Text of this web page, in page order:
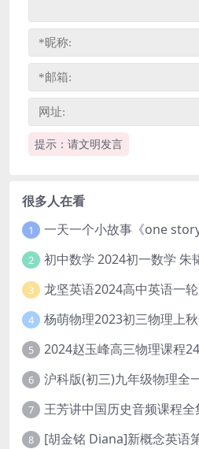
提示：请文明发言
很多人在看
1
2
3 龙坚英语2024高中英语一
4
5
6
7 王芳讲中国历史音频课程全
8